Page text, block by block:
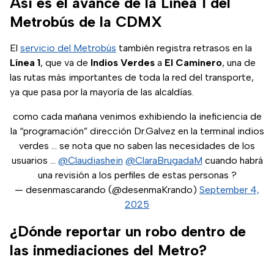
realiza el gobierno.
Metrobús de la CDMX
El servicio del Metrobús también registra retrasos en la
Línea 1, que va de Indios Verdes a El Caminero, una de
las rutas más importantes de toda la red del transporte,
ya que pasa por la mayoría de las alcaldías.
como cada mañana venimos exhibiendo la ineficiencia de
la “programación” dirección Dr.Galvez en la terminal indios
verdes … se nota que no saben las necesidades de los
usuarios … @Claudiashein @ClaraBrugadaM cuando habrá
una revisión a los perfiles de estas personas ?
— desenmascarando (@desenmaKrando) September 4,
2025
¿Dónde reportar un robo dentro de
las inmediaciones del Metro?